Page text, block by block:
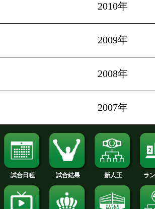
2017年
2016年
2015年